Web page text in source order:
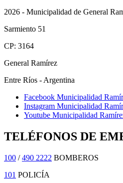
2026 - Municipalidad de General
Sarmiento 51
CP: 3164
General Ramírez
Entre Ríos - Argentina
Facebook Municipalidad
Instagram Municipalidad
Youtube Municipalidad
TELÉFONOS DE
100 /490 2222 BOMBEROS
101 POLICÍA